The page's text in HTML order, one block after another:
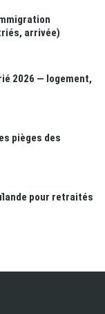
arrivée)
2026 — logement,
pièges des
pour retraités